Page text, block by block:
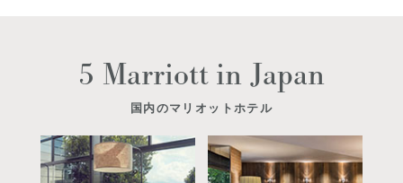
5 Marriott in Japan
国内のマリオットホテル